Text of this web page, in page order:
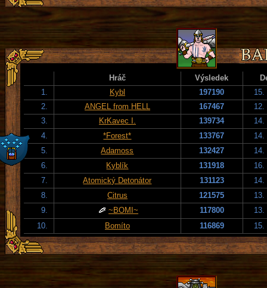
Hráč Výsledek
1.
Kybl 197190
15.
2.
ANGEL from HELL 167467
12.
3.
KrKavec I. 139734
14.
4.
*Forest* 133767
14.
5.
Adamoss 132427
14.
6.
Kyblík 131918
16.
7.
Atomický Detonátor 131123
14.
8.
Citrus 121575
13.
9.
~BOMI~ 117800
13.
10.
Bomíto 116869 15.